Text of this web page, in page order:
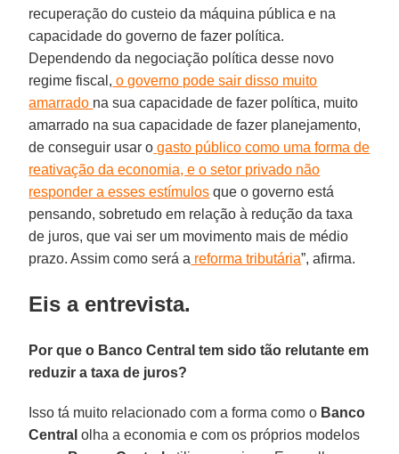
recuperação do custeio da máquina pública e na
capacidade do governo de fazer política.
Dependendo da negociação política desse novo
regime fiscal, o governo pode sair disso muito
amarrado na sua capacidade de fazer política, muito
amarrado na sua capacidade de fazer planejamento,
de conseguir usar o gasto público como uma forma de
reativação da economia, e o setor privado não
responder a esses estímulos que o governo está
pensando, sobretudo em relação à redução da taxa
de juros, que vai ser um movimento mais de médio
prazo. Assim como será a reforma tributária”, afirma.
Eis a entrevista.
Por que o Banco Central tem sido tão relutante em
reduzir a taxa de juros?
Isso tá muito relacionado com a forma como o Banco
Central olha a economia e com os próprios modelos